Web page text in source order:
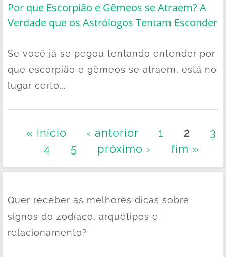
Por que Escorpião e Gêmeos se Atraem? A
Verdade que os Astrólogos Tentam Esconder
Se você já se pegou tentando entender por
que escorpião e gêmeos se atraem, está no
lugar certo...
Páginas
« início ‹ anterior 1 2
3
4
5 próximo › fim »
Quer receber as melhores dicas sobre
signos do zodíaco, arquétipos e
relacionamento?